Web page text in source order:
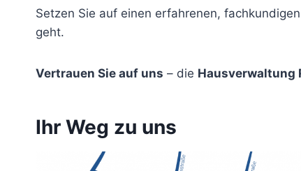
Setzen Sie auf einen erfahrenen,
geht.
Vertrauen Sie auf uns – die Hausverwaltung
Ihr Weg zu uns